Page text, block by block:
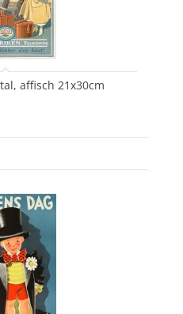
affisch 21x30cm